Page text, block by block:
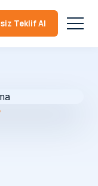
Teklif Al